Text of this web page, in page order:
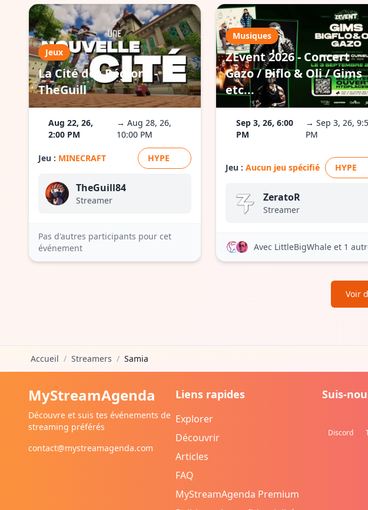
Jeux
La Cité des Régions -
TheGuill
Aug 22, 26,
2:00 PM
→ Aug 28, 26,
10:00 PM
Jeu : MINECRAFT HYPE
TheGuill84
Streamer
Pas d'autres participants pour cet
événement
Musiques
ZEvent 2026 - Concert
Gazo / Biflo & Oli / Gims
etc...
Sep 3, 26, 6:00
PM
→ Sep 3, 26,
PM
Jeu : Aucun jeu spécifié HYPE
ZeratoR
Streamer
Avec LittleBigWhale et 1
Voir
Accueil / Streamers / Samia
MyStreamAgenda
Découvre et suis tes événements de
streaming préférés
contact@mystreamagenda.com
Liens rapides
Explorer
Découvrir
Articles
FAQ
MyStreamAgenda Premium
Suis-
Discord